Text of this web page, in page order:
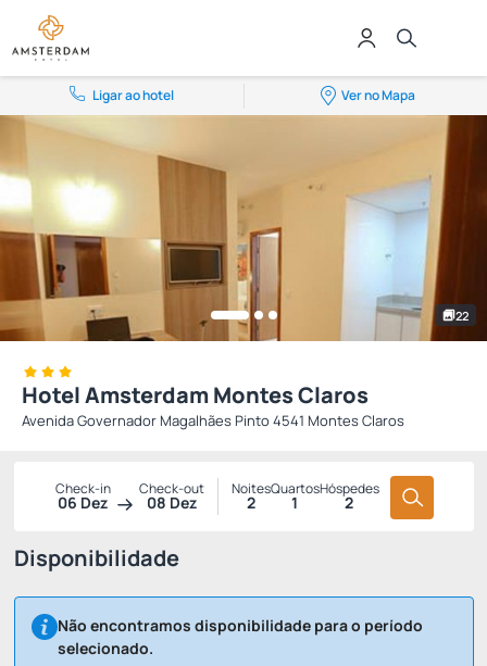
Ligar ao hotel Ver no Mapa
22
Hotel Amsterdam Montes Claros
Avenida Governador Magalhães Pinto 4541 Montes Claros
Check-in
06 Dez
Check-out
08 Dez
Noites
2
Quartos
1
Hóspedes
2
Disponibilidade
Não encontramos disponibilidade para o período
selecionado.